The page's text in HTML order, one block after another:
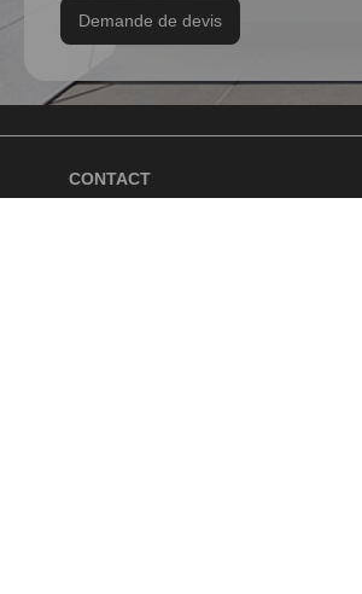
Demande de devis
CONTACT